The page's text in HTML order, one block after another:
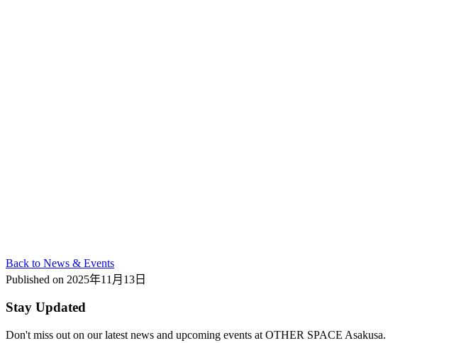
Back to News & Events
Published on 2025年11月13日
Stay Updated
Don't miss out on our latest news and upcoming events at OTHER SPACE Asakusa.